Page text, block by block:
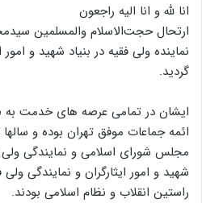
انا لله و انا الیه راجعون
ارتحال حجت‌الاسلام والمسلمین
نماینده ولی فقیه در بنیاد شهید و
گردید.
ایشان در تمامی عرصه های خدمت به
ائمه جماعات موفق تهران بوده و
مجلس شورای اسلامی و نمایندگی ولی
شهید و امور ایثارگران و نمایندگی
راستین انقلاب و نظام اسلامی بودند.